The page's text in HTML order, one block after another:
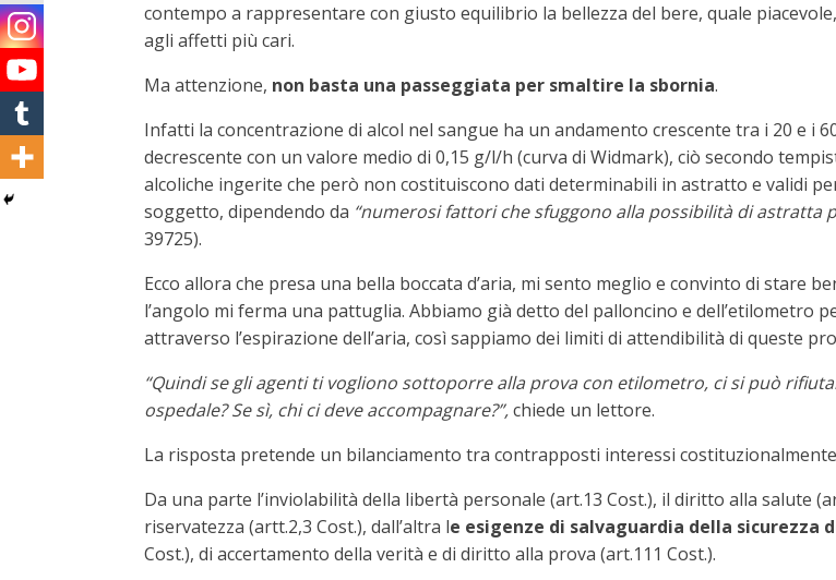
contempo a rappresentare con giusto equilibrio la bellezza del bere, quale
agli affetti più cari.
Ma attenzione, non basta una passeggiata per smaltire la sbornia.
Infatti la concentrazione di alcol nel sangue ha un andamento crescente tra i 20 e i
decrescente con un valore medio di 0,15 g/l/h (curva di Widmark), ciò secondo
alcoliche ingerite che però non costituiscono dati determinabili in astratto e validi
soggetto, dipendendo da “numerosi fattori che sfuggono alla possibilità di astratta
39725).
Ecco allora che presa una bella boccata d’aria, mi sento meglio e convinto di stare
l’angolo mi ferma una pattuglia. Abbiamo già detto del palloncino e dell’etilometro
attraverso l’espirazione dell’aria, così sappiamo dei limiti di attendibilità di queste
“Quindi se gli agenti ti vogliono sottoporre alla prova con etilometro, ci si può
ospedale? Se sì, chi ci deve accompagnare?”,chiede un lettore.
La risposta pretende un bilanciamento tra contrapposti interessi
Da una parte l’inviolabilità della libertà personale (art.13 Cost.), il diritto alla salute
riservatezza (artt.2,3 Cost.), dall’altra le esigenze di salvaguardia della sicurezza
Cost.), di accertamento della verità e di diritto alla prova (art.111 Cost.).